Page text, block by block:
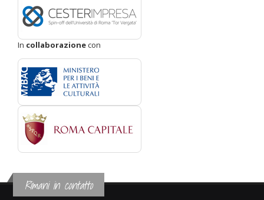
In collaborazionecon
Rimani in contatto